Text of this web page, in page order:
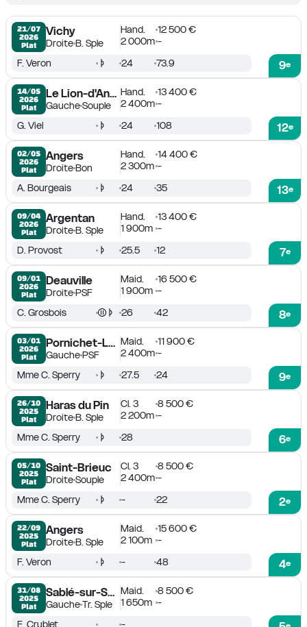
21/07
2026
Plat
Vichy
DroiteB. Sple
Hand.
12 500 €
2 000m -
9e
F. Veron 24 73.9
14/05
2026
Plat
Le Lion-d'Angers
GaucheSouple
Hand.
13 400 €
2 400m -
12e
G. Viel 24 108
02/05
2026
Plat
Angers
DroiteBon
Hand.
14 400 €
2 300m -
13e
A. Bourgeais 24 35
09/04
2026
Plat
Argentan
DroiteB. Sple
Hand.
13 400 €
1 900m -
7e
D. Provost 25.5 12
09/01
2026
Plat
Deauville
DroitePSF
Maid.
16 500 €
1 900m -
8e
C. Grosbois 26 42
03/01
2026
Plat
Pornichet-La Baule
GauchePSF
Maid.
11 900 €
2 400m -
9e
Mme C. Sperry 27.5 24
26/10
2025
Plat
Haras du Pin
DroiteB. Sple
Cl. 3
8 500 €
2 200m -
6e
Mme C. Sperry 28
05/10
2025
Plat
Saint-Brieuc
DroiteSouple
Cl. 3
8 500 €
2 400m -
2e
Mme C. Sperry - 22
22/09
2025
Plat
Angers
DroiteB. Sple
Maid.
15 600 €
2 100m -
4e
F. Veron - 48
31/08
2025
Plat
Sablé-sur-Sarthe
GaucheTr. Sple
Maid.
8 500 €
1 650m -
e
E. Crublet